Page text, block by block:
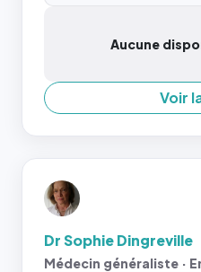
Aucune
Voir
Dr Sophie Dingreville
Médecin généraliste ·